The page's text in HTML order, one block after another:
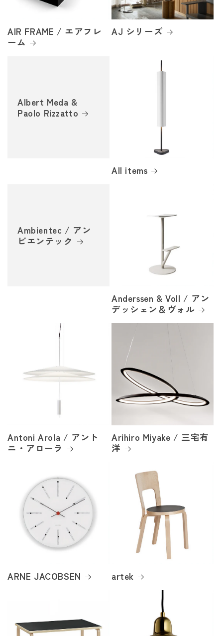
AIR FRAME / エアフレ
ーム
AJ シリーズ
Albert Meda &
Paolo Rizzatto
All items
Ambientec / アン
ビエンテック
Anderssen & Voll / アン
デッシェン＆ヴォル
Antoni Arola / アント
ニ・アローラ
Arihiro Miyake / 三宅有
洋
ARNE JACOBSEN artek